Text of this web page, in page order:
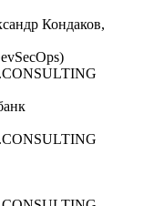
Кондаков,